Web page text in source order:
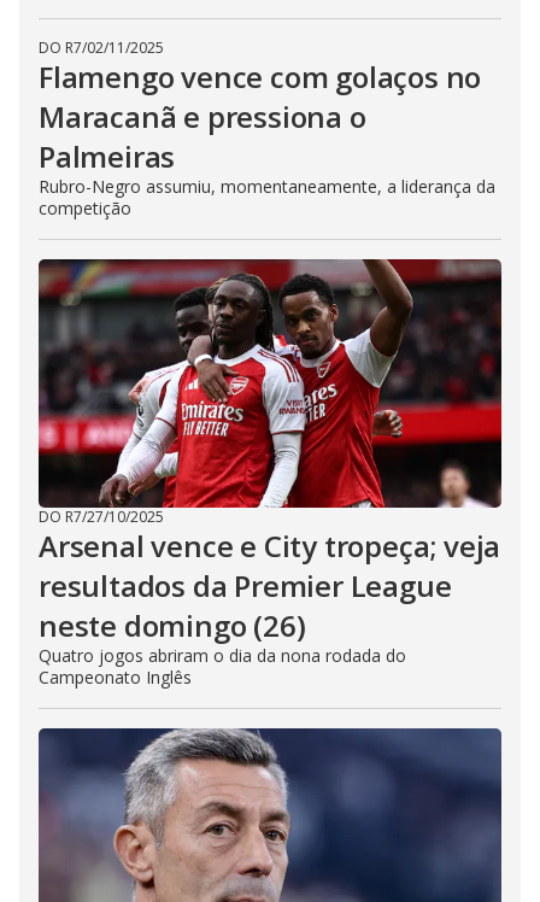
DO R7/02/11/2025
Flamengo vence com golaços no
Maracanã e pressiona o
Palmeiras
Rubro-Negro assumiu, momentaneamente, a liderança da
competição
DO R7/27/10/2025
Arsenal vence e City tropeça; veja
resultados da Premier League
neste domingo (26)
Quatro jogos abriram o dia da nona rodada do
Campeonato Inglês